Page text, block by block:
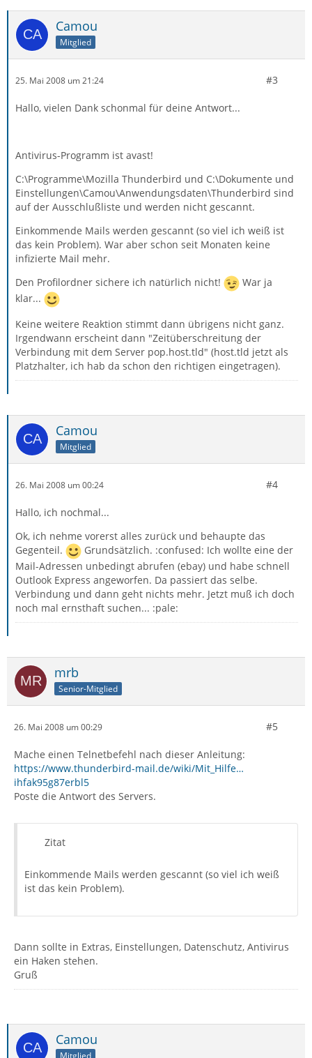
Camou
Mitglied
25. Mai 2008 um 21:24 #3
Hallo, vielen Dank schonmal für deine Antwort...
Antivirus-Programm ist avast!
C:\Programme\Mozilla Thunderbird und C:\Dokumente und
Einstellungen\Camou\Anwendungsdaten\Thunderbird sind
auf der Ausschlußliste und werden nicht gescannt.
Einkommende Mails werden gescannt (so viel ich weiß ist
das kein Problem). War aber schon seit Monaten keine
infizierte Mail mehr.
Den Profilordner sichere ich natürlich nicht!
War ja
klar...
Keine weitere Reaktion stimmt dann übrigens nicht ganz.
Irgendwann erscheint dann "Zeitüberschreitung der
Verbindung mit dem Server pop.host.tld" (host.tld jetzt als
Platzhalter, ich hab da schon den richtigen eingetragen).
Camou
Mitglied
26. Mai 2008 um 00:24 #4
Hallo, ich nochmal...
Ok, ich nehme vorerst alles zurück und behaupte das
Gegenteil.
Grundsätzlich. :confused: Ich wollte eine der
Mail-Adressen unbedingt abrufen (ebay) und habe schnell
Outlook Express angeworfen. Da passiert das selbe.
Verbindung und dann geht nichts mehr. Jetzt muß ich doch
noch mal ernsthaft suchen... :pale:
mrb
Senior-Mitglied
26. Mai 2008 um 00:29 #5
Mache einen Telnetbefehl nach dieser Anleitung:
https://www.thunderbird-mail.de/wiki/Mit_Hilfe…
ihfak95g87erbl5
Poste die Antwort des Servers.
Zitat
Einkommende Mails werden gescannt (so viel ich weiß
ist das kein Problem).
Dann sollte in Extras, Einstellungen, Datenschutz, Antivirus
ein Haken stehen.
Gruß
Camou
Mitglied